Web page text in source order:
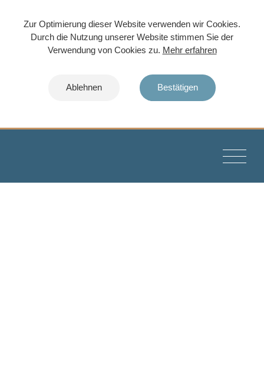
Zur Optimierung dieser Website verwenden wir Cookies.
Durch die Nutzung unserer Website stimmen Sie der
Verwendung von Cookies zu. Mehr erfahren
Ablehnen Bestätigen